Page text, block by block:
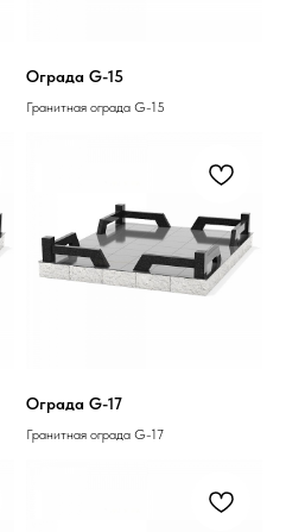
Ограда G-15
Гранитная ограда G-15
Ограда G-17
Гранитная ограда G-17